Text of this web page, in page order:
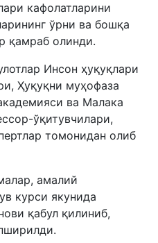
кафолатларини
ўрни ва бошқа
қамраб олинди.
Инсон ҳуқуқлари
Ҳуқуқни муҳофаза
ва Малака
ўқитувчилари,
томонидан олиб
амалий
курси якунида
қабул қилиниб,